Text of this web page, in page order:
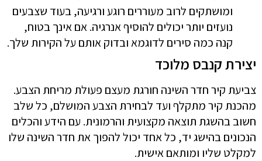
ומושתקים לרוב מעוררים רוגע ורגיעה, בעוד שצבעים
נועזים יותר יכולים להוסיף אנרגיה. אם אינך בטוח,
קנה כמה סירים לדוגמא ובדוק אותם על הקירות שלך.
יצירת קנבס מלוכד
צביעת קיר חדר השינה חורגת מעצם פעולת מריחת הצבע.
מהכנת קיר מתקלף ועד לבחירת הצבע המושלם, כל שלב
חשוב בהשגת תוצאה מקצועית והרמונית. עם הידע והכלים
הנכונים בהישג יד, כל אחד יכול להפוך את חדר השינה שלו
למקלט שליו ומותאם אישית.